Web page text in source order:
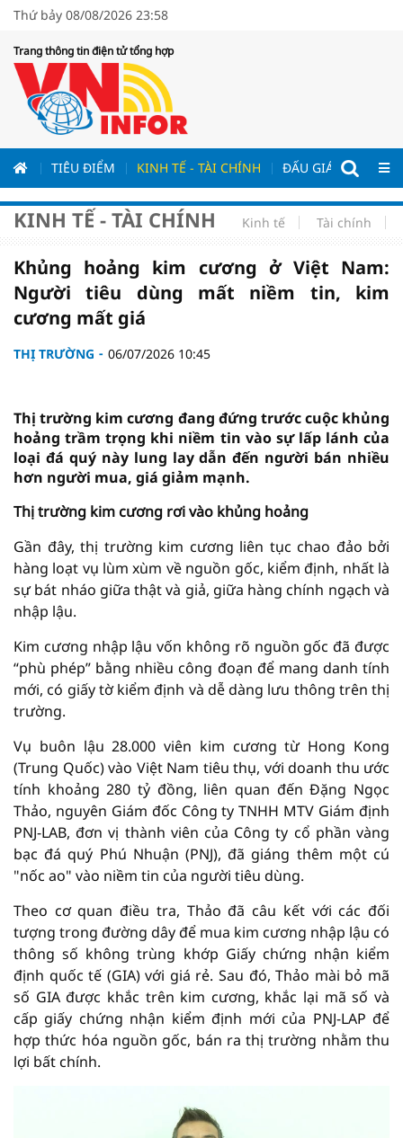
Thứ bảy 08/08/2026 23:58
Trang thông tin điện tử tổng hợp
TIÊU ĐIỂM KINH TẾ - TÀI CHÍNH ĐẤU GIÁ - ĐẤU
KINH TẾ - TÀI CHÍNH Kinh tế Tài chính
Khủng hoảng kim cương ở Việt Nam:
Người tiêu dùng mất niềm tin, kim
cương mất giá
THỊ TRƯỜNG 06/07/2026 10:45
Thị trường kim cương đang đứng trước cuộc khủng
hoảng trầm trọng khi niềm tin vào sự lấp lánh của
loại đá quý này lung lay dẫn đến người bán nhiều
hơn người mua, giá giảm mạnh.
Thị trường kim cương rơi vào khủng hoảng
Gần đây, thị trường kim cương liên tục chao đảo bởi
hàng loạt vụ lùm xùm về nguồn gốc, kiểm định, nhất là
sự bát nháo giữa thật và giả, giữa hàng chính ngạch và
nhập lậu.
Kim cương nhập lậu vốn không rõ nguồn gốc đã được
“phù phép” bằng nhiều công đoạn để mang danh tính
mới, có giấy tờ kiểm định và dễ dàng lưu thông trên thị
trường.
Vụ buôn lậu 28.000 viên kim cương từ Hong Kong
(Trung Quốc) vào Việt Nam tiêu thụ, với doanh thu ước
tính khoảng 280 tỷ đồng, liên quan đến Đặng Ngọc
Thảo, nguyên Giám đốc Công ty TNHH MTV Giám định
PNJ-LAB, đơn vị thành viên của Công ty cổ phần vàng
bạc đá quý Phú Nhuận (PNJ), đã giáng thêm một cú
"nốc ao" vào niềm tin của người tiêu dùng.
Theo cơ quan điều tra, Thảo đã câu kết với các đối
tượng trong đường dây để mua kim cương nhập lậu có
thông số không trùng khớp Giấy chứng nhận kiểm
định quốc tế (GIA) với giá rẻ. Sau đó, Thảo mài bỏ mã
số GIA được khắc trên kim cương, khắc lại mã số và
cấp giấy chứng nhận kiểm định mới của PNJ-LAP để
hợp thức hóa nguồn gốc, bán ra thị trường nhằm thu
lợi bất chính.